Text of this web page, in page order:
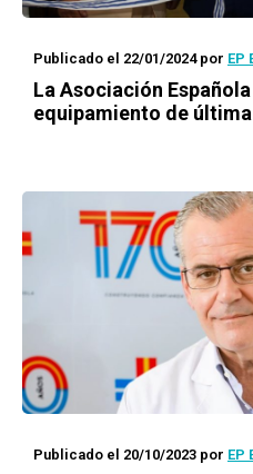
Publicado el 22/01/2024por EP
La Asociación
equipamiento de
Publicado el 20/10/2023 por EP